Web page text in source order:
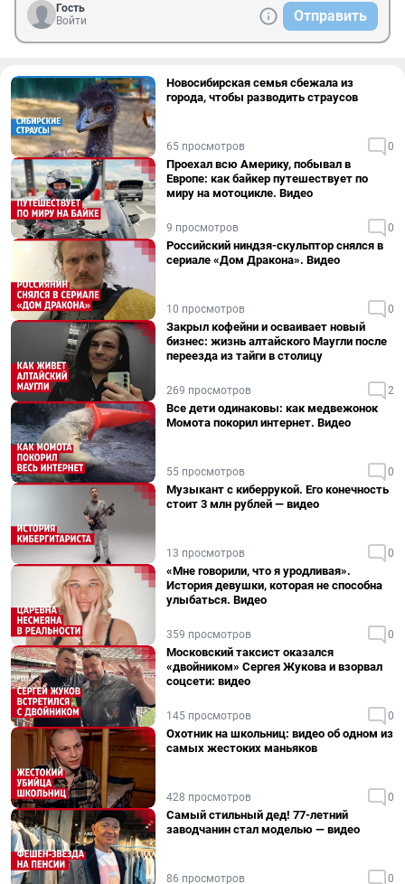
Гость
Войти
Отправить
Новосибирская семья сбежала из
города, чтобы разводить страусов
65 просмотров 0
Проехал всю Америку, побывал в
Европе: как байкер путешествует по
миру на мотоцикле. Видео
9 просмотров 0
Российский ниндзя-скульптор снялся в
сериале «Дом Дракона». Видео
10 просмотров 0
Закрыл кофейни и осваивает новый
бизнес: жизнь алтайского Маугли после
переезда из тайги в столицу
269 просмотров 2
Все дети одинаковы: как медвежонок
Момота покорил интернет. Видео
55 просмотров 0
Музыкант с киберрукой. Его конечность
стоит 3 млн рублей — видео
13 просмотров 0
«Мне говорили, что я уродливая».
История девушки, которая не способна
улыбаться. Видео
359 просмотров 0
Московский таксист оказался
«двойником» Сергея Жукова и взорвал
соцсети: видео
145 просмотров 0
Охотник на школьниц: видео об одном из
самых жестоких маньяков
428 просмотров 0
Самый стильный дед! 77-летний
заводчанин стал моделью — видео
86 просмотров 0